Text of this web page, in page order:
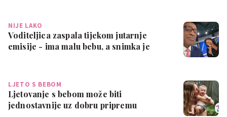
NIJE LAKO
Voditeljica zaspala tijekom jutarnje
emisije - ima malu bebu, a snimka je
LJETO S BEBOM
Ljetovanje s bebom može biti
jednostavnije uz dobru pripremu